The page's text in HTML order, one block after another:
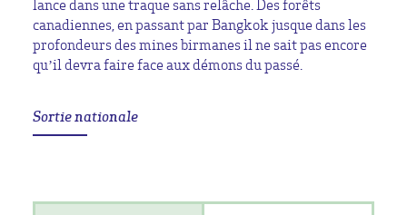
lance dans une traque sans relâche. Des forêts
canadiennes, en passant par Bangkok jusque dans les
profondeurs des mines birmanes il ne sait pas encore
qu’il devra faire face aux démons du passé.
Sortie nationale